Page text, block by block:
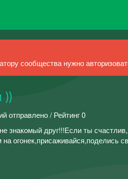
сообщества нужно
))
отправлено / Рейтинг 0
знакомый друг!!!Если ты
на огонек,присаживайся,поделись